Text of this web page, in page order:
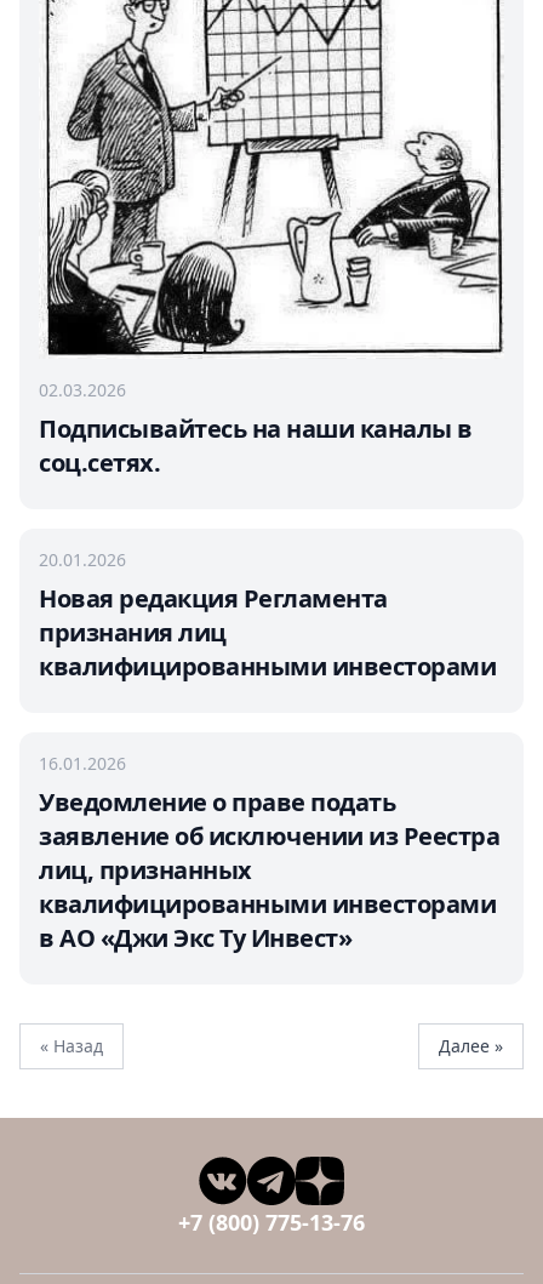
02.03.2026
Подписывайтесь на наши каналы в
соц.сетях.
20.01.2026
Новая редакция Регламента
признания лиц
квалифицированными инвесторами
16.01.2026
Уведомление о праве подать
заявление об исключении из Реестра
лиц, признанных
квалифицированными инвесторами
в АО «Джи Экс Ту Инвест»
« Назад Далее »
+7 (800) 775-13-76